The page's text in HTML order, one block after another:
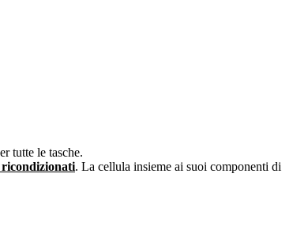
tutte le tasche.
ricondizionati. La cellula insieme ai suoi componenti di